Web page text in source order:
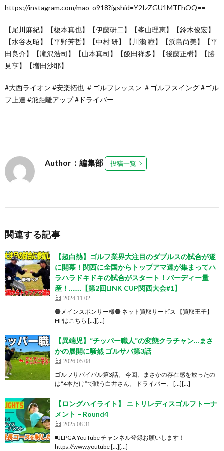
https://instagram.com/mao_o918?igshid=Y2IzZGU1MTFhOQ==
【尾川麻紀】【榎本真也】【伊藤研二】【峯山理恵】【鈴木俊宏】
【水谷友昭】【平野芳哲】【中村 研】【川瀬 瞳】【浜島尚美】【平
田良介】【滝沢浩司】【山本真司】【飯田祥多】【後藤正樹】【勝
見亨】【増田沙耶】
#大西ライオン #安楽拓也 ＃ゴルフレッスン ＃ゴルフスイング #ゴル
フ上達 #飛距離アップ #ドライバー
Author：編集部 投稿一覧
関連する記事
【超白熱】ゴルフ業界大注目のダブルスの試合が遂
に開幕！関西に全国からトップアマ達が集まってハ
ラハラドキドキの試合がスタート！バーディー量
産！…….【第2回LINK CUP関西大会#1】
2024.11.02
🟠メインスポンサー様🟠 ネット買取サービス 【買取王子】
HPはこちら […][…]
【異端児】“チッパー職人”の変態クラチャン…まさ
かの展開に騒然 ゴルサバ第3話
2026.05.08
ゴルフサバイバル第3話。 今回、まさかの存在感を放ったの
は“4本だけ”で戦う白井さん。 ドライバー、 […][…]
【ロングハイライト】 ニトリレディスゴルフトーナ
メント – Round4
2025.08.31
■JLPGA YouTube チャンネル登録お願いします！
https://www.youtube […][…]